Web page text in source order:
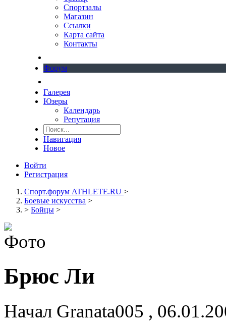
Спортзалы
Магазин
Ссылки
Карта сайта
Контакты
Форум
Галерея
Юзеры
Календарь
Репутация
Навигация
Новое
Войти
Регистрация
Спорт.форум ATHLETE.RU >
Боевые искусства >
> Бойцы >
Брюс Ли
Начал Granata005 ,